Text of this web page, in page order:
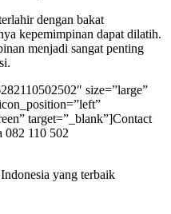
dengan bakat
kepemimpinan dapat dilatih.
menjadi sangat penting
size=”large”
target=”_blank”]Contact
082 110 502
yang terbaik